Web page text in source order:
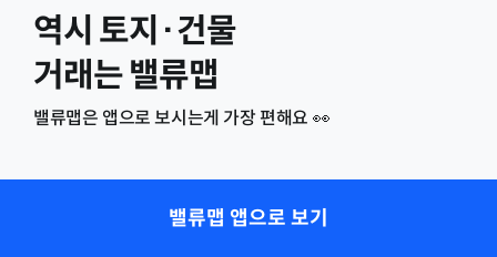
역시 토지·건물
거래는 밸류맵
밸류맵은 앱으로 보시는게 가장 편해요 👀
밸류맵 앱으로 보기